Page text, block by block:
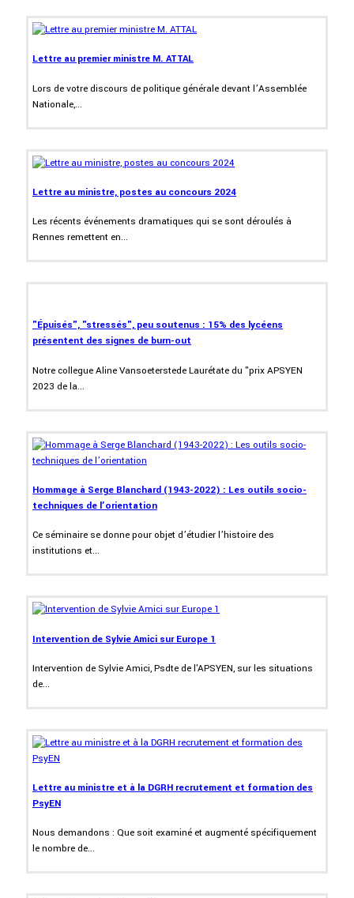
Lettre au premier ministre M. ATTAL
Lors de votre discours de politique générale devant l’Assemblée
Nationale,...
Lettre au ministre, postes au concours 2024
Les récents événements dramatiques qui se sont déroulés à
Rennes remettent en...
"Épuisés", "stressés", peu soutenus : 15% des lycéens
présentent des signes de burn-out
Notre collegue Aline Vansoeterstede Laurétate du "prix APSYEN
2023 de la...
Hommage à Serge Blanchard (1943-2022) : Les outils socio-
techniques de l’orientation
Ce séminaire se donne pour objet d’étudier l’histoire des
institutions et...
Intervention de Sylvie Amici sur Europe 1
Intervention de Sylvie Amici, Psdte de l'APSYEN, sur les situations
de...
Lettre au ministre et à la DGRH recrutement et formation des
PsyEN
Nous demandons : Que soit examiné et augmenté spécifiquement
le nombre de...